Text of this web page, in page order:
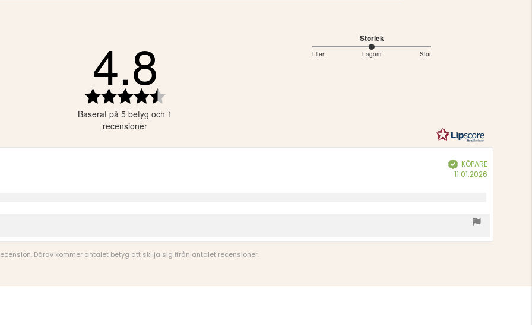
4.8
utav
Baserat på 5 betyg och 1
recensioner
Storlek
Liten Lagom Stor
3
Bekräftad
KÖPARE
11.01.2026
Därav kommer antalet betyg att skilja sig ifrån antalet recensioner.